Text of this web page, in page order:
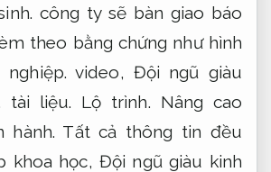
công ty sẽ bàn giao báo
theo bằng chứng như hình
nghiệp. video, Đội ngũ giàu
tài liệu. Lộ trình. Nâng cao
hành. Tất cả thông tin đều
khoa học, Đội ngũ giàu kinh